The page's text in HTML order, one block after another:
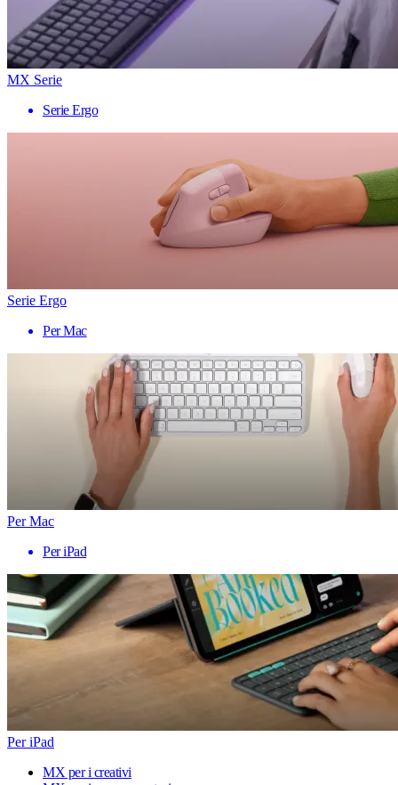
MX Serie
Serie Ergo
Serie Ergo
Per Mac
Per Mac
Per iPad
Per iPad
MX per i creativi